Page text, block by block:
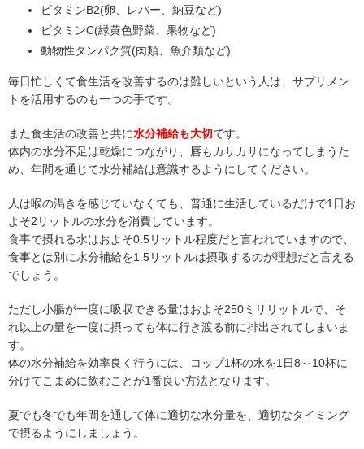
ビタミンB2(卵、レバー、納豆など)
ビタミンC(緑黄色野菜、果物など)
動物性タンパク質(肉類、魚介類など)
毎日忙しくて食生活を改善するのは難しいという人は、サプリメン
トを活用するのも一つの手です。
また食生活の改善と共に水分補給も大切です。
体内の水分不足は乾燥につながり、唇もカサカサになってしまうた
め、年間を通じて水分補給は意識するようにしてください。
人は喉の渇きを感じていなくても、普通に生活しているだけで1日お
よそ2リットルの水分を消費しています。
食事で摂れる水はおよそ0.5リットル程度だと言われていますので、
食事とは別に水分補給を1.5リットルは摂取するのが理想だと言える
でしょう。
ただし小腸が一度に吸収できる量はおよそ250ミリリットルで、そ
れ以上の量を一度に摂っても体に行き渡る前に排出されてしまいま
す。
体の水分補給を効率良く行うには、コップ1杯の水を1日8～10杯に
分けてこまめに飲むことが1番良い方法となります。
夏でも冬でも年間を通して体に適切な水分量を、適切なタイミング
で摂るようにしましょう。